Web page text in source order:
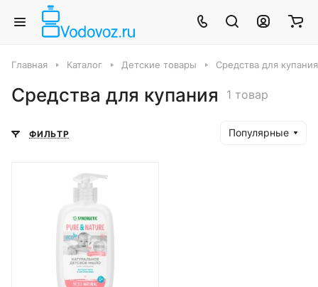
Главная Каталог Детские товары Средства для купания
Средства для купания 1 товар
ФИЛЬТР Популярные